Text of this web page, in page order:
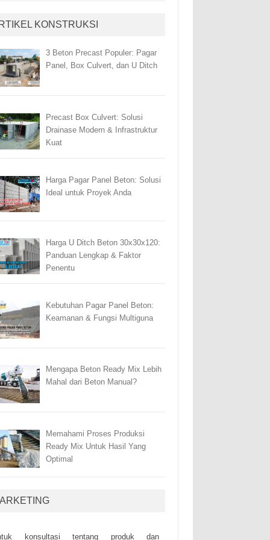
KONSTRUKSI
3 Beton Precast Populer: Pagar
Panel, Box Culvert, dan U Ditch
Precast Box Culvert: Solusi
Drainase Modern & Infrastruktur
Kuat
Harga Pagar Panel Beton: Solusi
Ideal untuk Proyek Anda
Harga U Ditch Beton 30x30x120:
Panduan Lengkap & Faktor
Penentu
Kebutuhan Pagar Panel Beton:
Keamanan & Fungsi Multiguna
Mengapa Beton Ready Mix Lebih
Mahal dari Beton Manual?
Memahami Proses Produksi
Ready Mix Untuk Hasil Yang
Optimal
kоnsultаsі tеntаng рrоduk dаn